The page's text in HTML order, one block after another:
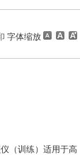
字体缩放
（训练）适用于高